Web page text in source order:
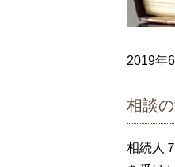
2019年
相談
相続人